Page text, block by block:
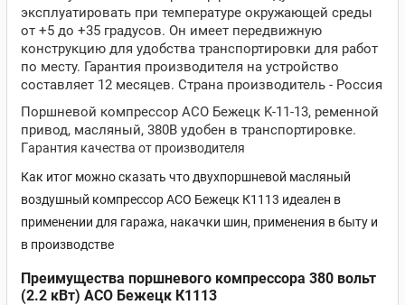
эксплуатировать при температуре окружающей среды
от +5 до +35 градусов. Он имеет передвижную
конструкцию для удобства транспортировки для работ
по месту. Гарантия производителя на устройство
составляет 12 месяцев. Страна производитель - Россия
Поршневой компрессор АСО Бежецк K-11-13, ременной
привод, масляный, 380В удобен в транспортировке.
Гарантия качества от производителя
Как итог можно сказать что двухпоршневой масляный
воздушный компрессор АСО Бежецк К1113 идеален в
применении для гаража, накачки шин, применения в быту и
в производстве
Преимущества поршневого компрессора 380 вольт
(2.2 кВт) АСО Бежецк К1113